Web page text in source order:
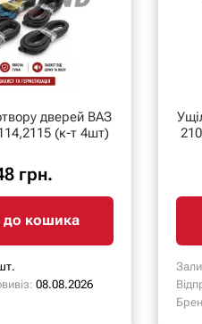
дверей ВАЗ
(к-т 4шт)
грн.
до кошика
08.08.2026